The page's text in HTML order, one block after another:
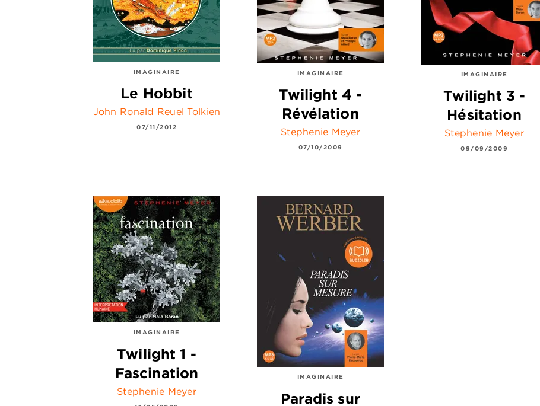
IMAGINAIRE
Le Hobbit
John Ronald Reuel Tolkien
07/11/2012
IMAGINAIRE
Twilight 4 -
Révélation
Stephenie Meyer
07/10/2009
IMAGINAIRE
Twilight 3 -
Hésitation
Stephenie Meyer
09/09/2009
IMAGINAIRE
Twilight 1 -
Fascination
Stephenie Meyer
IMAGINAIRE
Paradis sur